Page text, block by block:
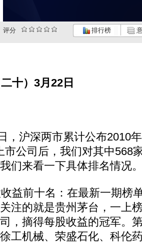
评分 排行榜
十）3月22日
沪深两市累计公布2010
市公司后，我们对其中568
们来看一下具体排名情况
益前十名：在最新一期榜
注的就是贵州茅台，一上
，摘得每股收益的冠军。
工机械、荣盛石化、科伦